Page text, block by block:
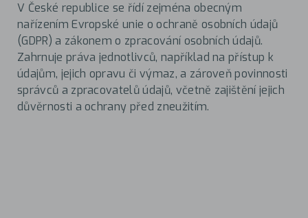
V České republice se řídí zejména obecným
nařízením Evropské unie o ochraně osobních údajů
(GDPR) a zákonem o zpracování osobních údajů.
Zahrnuje práva jednotlivců, například na přístup k
údajům, jejich opravu či výmaz, a zároveň povinnosti
správců a zpracovatelů údajů, včetně zajištění jejich
důvěrnosti a ochrany před zneužitím.